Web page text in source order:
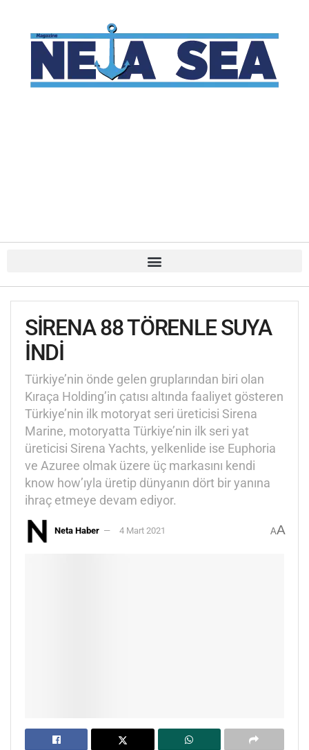
SİRENA 88 TÖRENLE SUYA
İNDİ
Türkiye’nin önde gelen gruplarından biri olan
Kıraça Holding’in çatısı altında faaliyet gösteren
Türkiye’nin ilk motoryat seri üreticisi Sirena
Marine, motoryatta Türkiye’nin ilk seri yat
üreticisi Sirena Yachts, yelkenlide ise Euphoria
ve Azuree olmak üzere üç markasını kendi
know how’ıyla üretip dünyanın dört bir yanına
ihraç etmeye devam ediyor.
Neta Haber 4 Mart 2021 AA